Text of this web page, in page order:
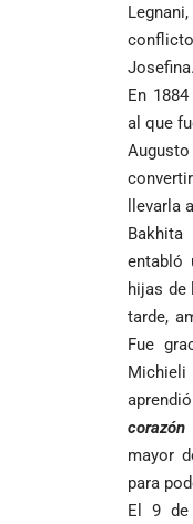
Josefina.
En
al que
llevarla
entabló
hijas de
tarde,
Fue
corazón
mayor
para
El 9 de
Antioquia VER MÁS
Tarso revive el
legado del beato
Jesús Aníbal
Gómez a 90 años
de su martirio
El papa León XIV
nombra al padre
y
VER
MÁS
La espada que